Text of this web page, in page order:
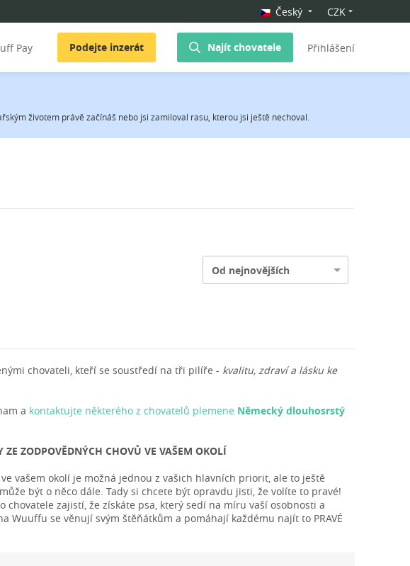
Český CZK
Pay Podejte inzerát Najít chovatele Přihlášení
životem právě začínáš nebo jsi zamiloval rasu, kterou jsi ještě nechoval.
Od nejnovějších
chovateli, kteří se soustředí na tři pilíře - kvalitu, zdraví a lásku ke
a kontaktujte některého z chovatelů plemene Německý dlouhosrstý
ZODPOVĚDNÝCH CHOVŮ VE VAŠEM OKOLÍ
vašem okolí je možná jednou z vašich hlavních priorit, ale to ještě
být o něco dále. Tady si chcete být opravdu jisti, že volíte to pravé!
zajistí, že získáte psa, který sedí na míru vaší osobnosti a
Wuuffu se věnují svým štěňátkům a pomáhají každému najít to PRAVÉ